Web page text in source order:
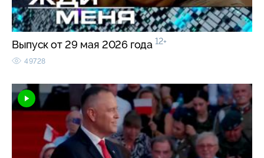
Выпуск от 29 мая 2026 года 12+
49728